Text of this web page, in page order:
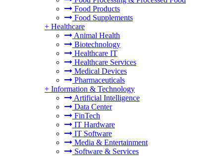
Food Products
Food Supplements
+ Healthcare
Animal Health
Biotechnology
Healthcare IT
Healthcare Services
Medical Devices
Pharmaceuticals
+ Information & Technology
Artificial Intelligence
Data Center
FinTech
IT Hardware
IT Software
Media & Entertainment
Software & Services